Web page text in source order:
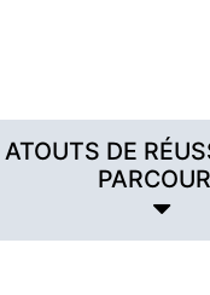
ATOUTS DE